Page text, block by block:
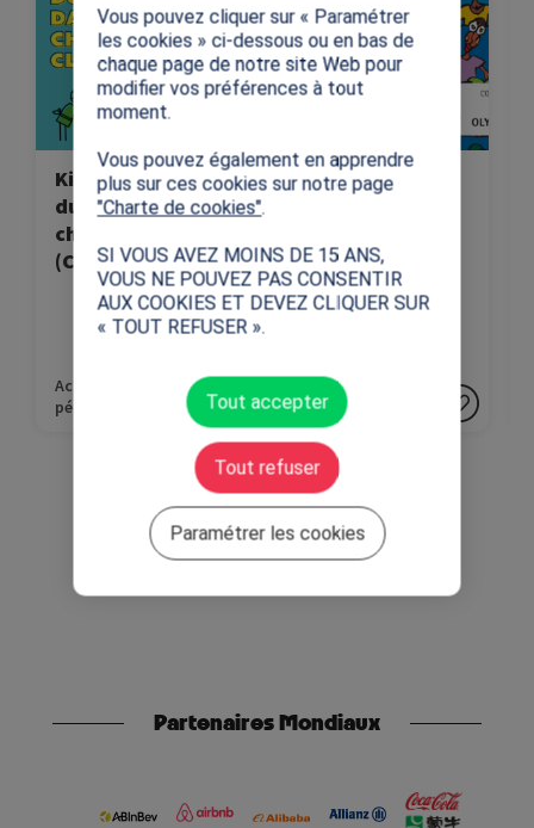
Kit « Les valeurs
du sport dans
chaque classe »
(CE1-6ème)
Activités
pédagogiques
transmettre les valeurs
universelles
fondamentales du sport:
le respect, l'équité et
l'inclusion.
Connaissez-vous
(CP-Supérieur)
Activités
pédagogiques
présente les notions
fondamentales des Jeux
Olympiques.
Partenaires Mondiaux
Vous pouvez cliquer sur « Paramétrer
les cookies » ci-dessous ou en bas de
chaque page de notre site Web pour
modifier vos préférences à tout
moment.
Vous pouvez également en apprendre
plus sur ces cookies sur notre page
"Charte de cookies".
SI VOUS AVEZ MOINS DE 15 ANS,
VOUS NE POUVEZ PAS CONSENTIR
AUX COOKIES ET DEVEZ CLIQUER SUR
« TOUT REFUSER ».
Tout accepter
Tout refuser
Paramétrer les cookies